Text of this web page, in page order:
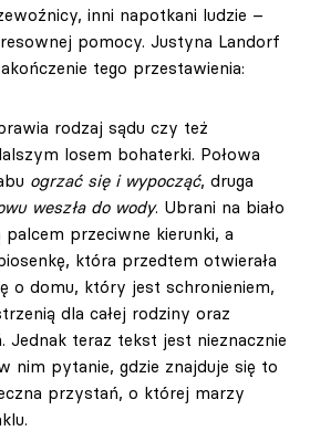
inni napotkani ludzie –
pomocy. Justyna Landorf
tego przestawienia:
rodzaj sądu czy też
losem bohaterki. Połowa
ogrzać się i wypocząć, druga
weszła do wody. Ubrani na biało
przeciwne kierunki, a
która przedtem otwierała
o domu, który jest schronieniem,
dla całej rodziny oraz
Jednak teraz tekst jest nieznacznie
nim pytanie, gdzie znajduje się to
przystań, o której marzy